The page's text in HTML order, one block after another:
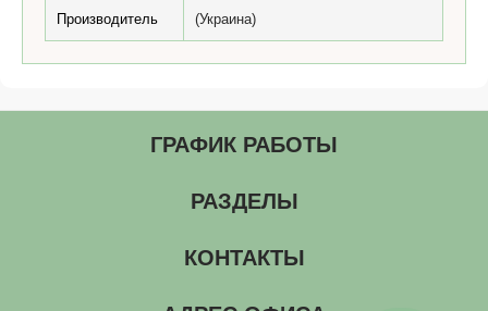
Производитель (Украина)
ГРАФИК РАБОТЫ
РАЗДЕЛЫ
КОНТАКТЫ